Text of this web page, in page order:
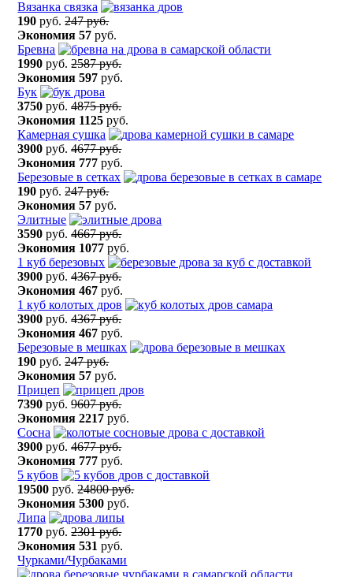
Вязанка связка
190 руб.247 руб.
Экономия 57 руб.
Бревна
1990 руб.2587 руб.
Экономия 597 руб.
Бук
3750 руб.4875 руб.
Экономия 1125 руб.
Камерная сушка
3900 руб.4677 руб.
Экономия 777 руб.
Березовые в сетках
190 руб.247 руб.
Экономия 57 руб.
Элитные
3590 руб.4667 руб.
Экономия 1077 руб.
1 куб березовых
3900 руб.4367 руб.
Экономия 467 руб.
1 куб колотых дров
3900 руб.4367 руб.
Экономия 467 руб.
Березовые в мешках
190 руб.247 руб.
Экономия 57 руб.
Прицеп
7390 руб.9607 руб.
Экономия 2217 руб.
Сосна
3900 руб.4677 руб.
Экономия 777 руб.
5 кубов
19500 руб.24800 руб.
Экономия 5300 руб.
Липа
1770 руб.2301 руб.
Экономия 531 руб.
Чурками/Чурбаками